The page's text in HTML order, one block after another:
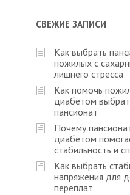
СВЕЖИЕ ЗАПИСИ
Как выбрать
пожилых с
лишнего стресса
Как помочь
диабетом
пансионат
Почему
диабетом
стабильность и
Как выбрать
напряжения для
переплат